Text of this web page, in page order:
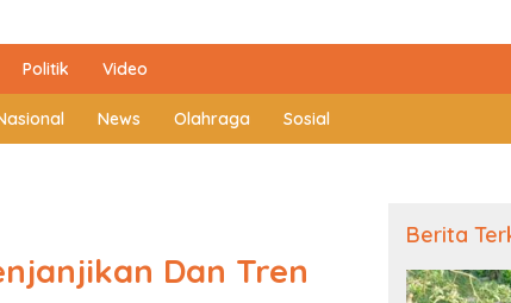
Politik Video
News Olahraga Sosial
Dan Tren
Berita